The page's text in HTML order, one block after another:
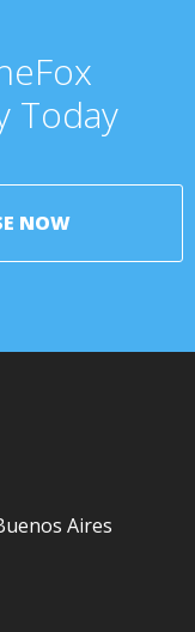
Today
NOW
Aires